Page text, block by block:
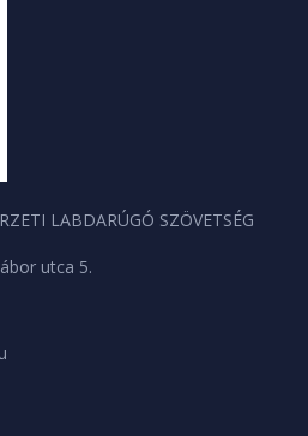
LABDARÚGÓ SZÖVETSÉG
utca 5.